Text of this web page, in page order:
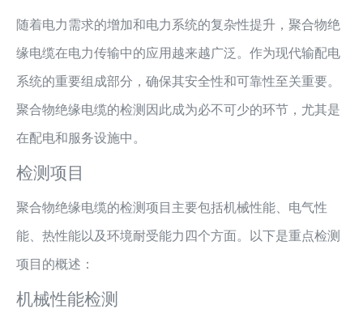
随着电力需求的增加和电力系统的复杂性提升，聚合物绝
缘电缆在电力传输中的应用越来越广泛。作为现代输配电
系统的重要组成部分，确保其安全性和可靠性至关重要。
聚合物绝缘电缆的检测因此成为必不可少的环节，尤其是
在配电和服务设施中。
检测项目
聚合物绝缘电缆的检测项目主要包括机械性能、电气性
能、热性能以及环境耐受能力四个方面。以下是重点检测
项目的概述：
机械性能检测